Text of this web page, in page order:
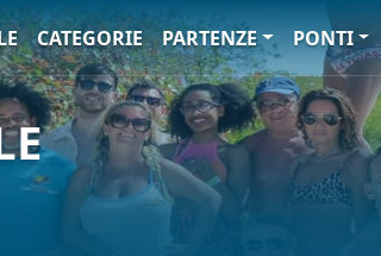
CATEGORIE PARTENZE PONTI